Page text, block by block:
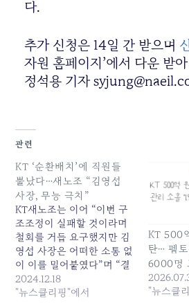
다.
추가 신청은 14일 간 받으며
자원 홈페이지’에서 다운 받
정석용 기자
관련
KT ‘순환배치’에 직원들
뿔났다…새노조 “김영섭
사장, 무능 극치”
KT새노조는 이어 “이번 구
조조정이 실패할 것이라며
철회를 거듭 요구했지만 김
영섭 사장은 어떠한 소통 없
이 이를 밀어붙였다”며 “결
국 부사장이 직원들에게 퇴
사를 강요한 사실이 언론에
2024.12.18
"뉴스클리핑"에서
KT 500
탄… 펨
6000명
"뉴스클